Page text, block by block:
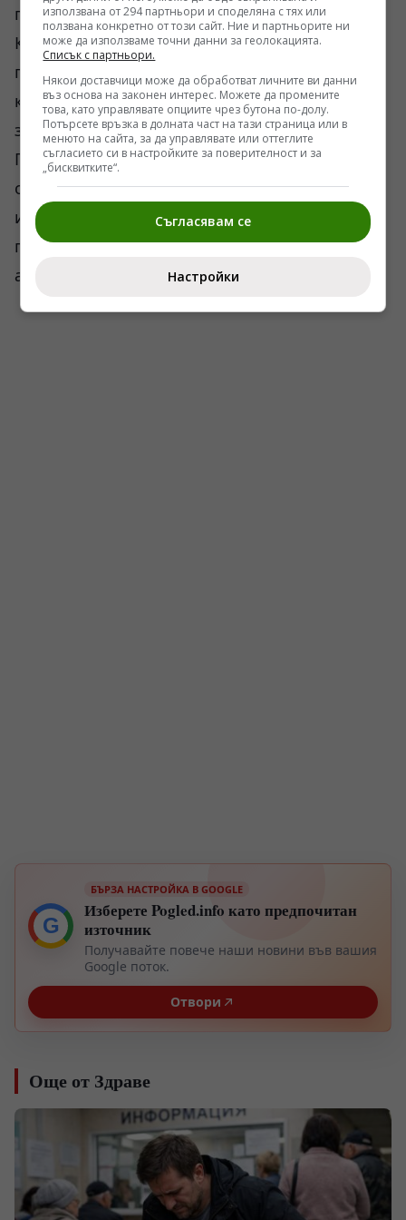
поне 20-30 минути на стайна температура.
Когато се приема след чаша топла вода, той
попада в подготвена, кръвоснабдена среда,
където бактериите веднага се активират и
започват колонизацията на червата.
Препоръчителните параметри за покупка
остават непроменени: масленост между 2,5%
и 3,2% и кратък срок на годност, което
гарантира, че в бутилката има жива култура,
а не консервирана млечна емулсия.
G
БЪРЗА НАСТРОЙКА В GOOGLE
Изберете Pogled.info като предпочитан
източник
Получавайте повече наши новини във вашия
Google поток.
Отвори
Още от Здраве
използвана от 294 партньори и споделяна с тях или
ползвана конкретно от този сайт. Ние и партньорите ни
може да използваме точни данни за геолокацията.
Списък с партньори.
Някои доставчици може да обработват личните ви данни
въз основа на законен интерес. Можете да промените
това, като управлявате опциите чрез бутона по-долу.
Потърсете връзка в долната част на тази страница или в
менюто на сайта, за да управлявате или оттеглите
съгласието си в настройките за поверителност и за
„бисквитките“.
Съгласявам се
Настройки